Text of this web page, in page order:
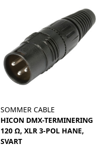
SOMMER CABLE
HICON DMX-TERMINERING
120 Ω, XLR 3-POL HANE,
SVART